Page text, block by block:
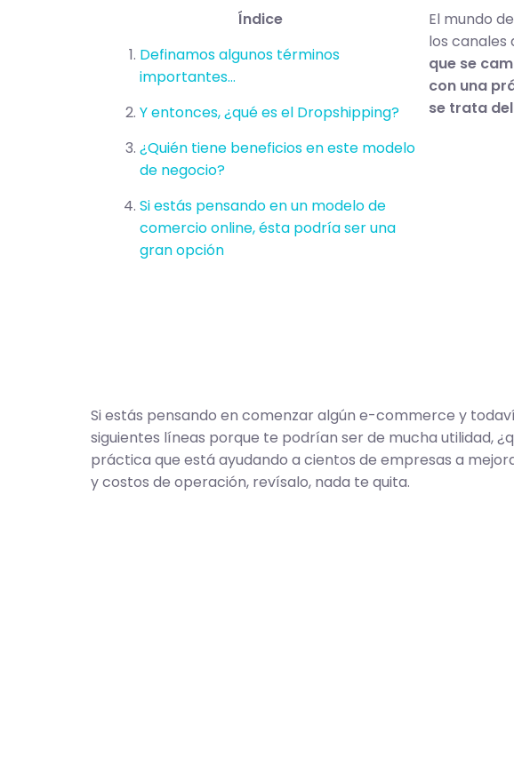
Índice
Definamos algunos términos
importantes...
Y entonces, ¿qué es el Dropshipping?
¿Quién tiene beneficios en este modelo
de negocio?
Si estás pensando en un modelo de
comercio online, ésta podría ser una
gran opción
El mundo
los canales
que se
con una
se trata
Si estás pensando en comenzar algún e-commerce y
siguientes líneas porque te podrían ser de mucha utilidad,
práctica que está ayudando a cientos de empresas a
y costos de operación, revísalo, nada te quita.